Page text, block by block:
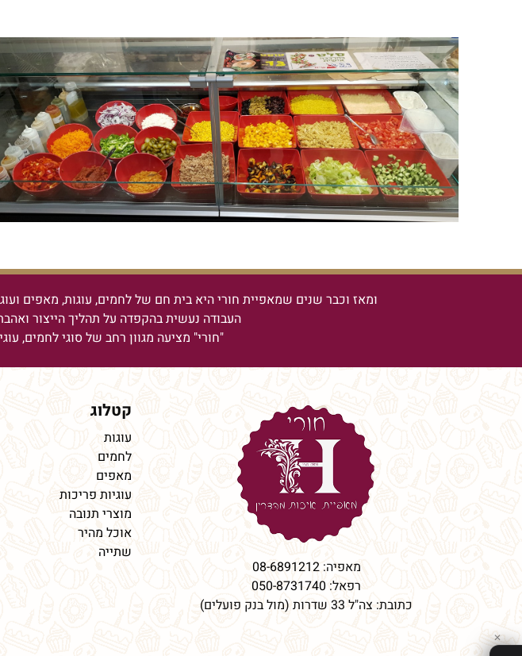
ומאז וכבר שנים שמאפיית חורי היא בית חם של לחמים, עוגות, מאפים
העבודה נעשית בהקפדה על תהליך הייצור
"חורי" מציעה מגוון רחב של סוגי לחמים,
מאפיה:08-6891212
רפאל: 050-8731740
כתובת: צה"ל 33 שדרות (מול בנק פועלים)
קטלוג
עוגות
לחמים
מאפים
עוגיות פריכות
מוצרי תנובה
אוכל מהיר
שתייה
✕